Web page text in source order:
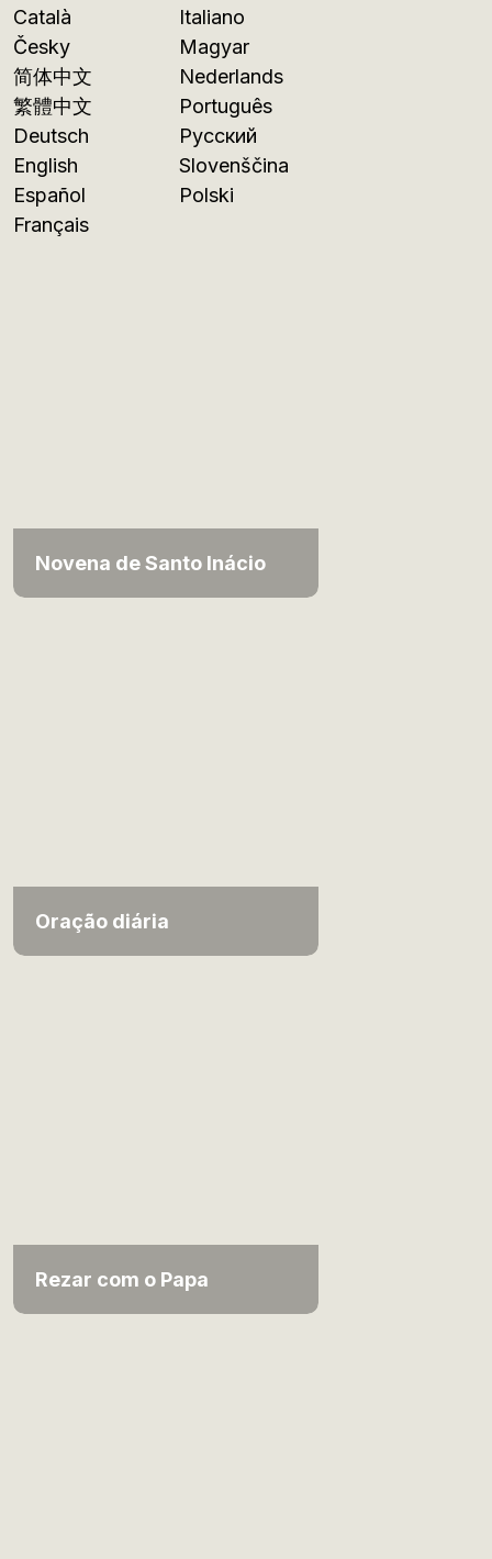
Català
Česky
简体中文
繁體中文
Deutsch
English
Español
Français
Italiano
Magyar
Nederlands
Português
Русский
Slovenščina
Polski
Novena de Santo Inácio
Oração diária
Rezar com o Papa